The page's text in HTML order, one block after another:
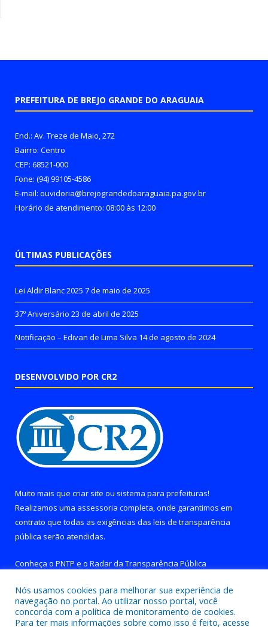
PREFEITURA DE BREJO GRANDE DO ARAGUAIA
End.: Av. Treze de Maio, 272
Bairro: Centro
CEP: 68521-000
Fone: (94) 99105-4586
E-mail: ouvidoria@brejograndedoaraguaia.pa.gov.br
Horário de atendimento: 08:00 às 12:00
ÚLTIMAS PUBLICAÇÕES
Lei Aldir Blanc 2025 7 de maio de 2025
37º Aniversário 23 de abril de 2025
Notificação – Edivan de Lima Silva 14 de agosto de 2024
DESENVOLVIDO POR CR2
Muito mais que criar site ou sistema para prefeituras!
Realizamos uma assessoria completa, onde garantimos em
contrato que todas as exigências das leis de transparência
pública serão atendidas.
Conheça o PNTP e o Radar da Transparência Pública
Nós usamos cookies para melhorar sua experiência de
navegação no portal. Ao utilizar nosso portal, você
concorda com a política de monitoramento de cookies.
Para ter mais informações sobre como isso é feito, acesse